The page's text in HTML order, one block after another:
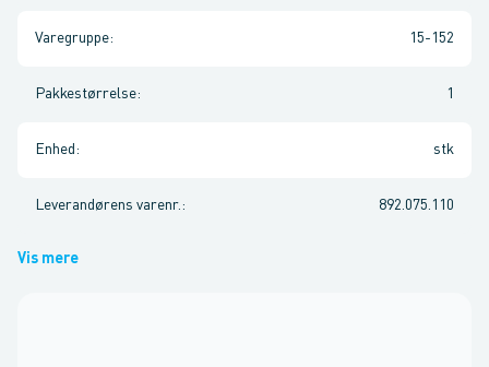
Varegruppe: 15-152
Pakkestørrelse: 1
Enhed : stk
Leverandørens varenr. : 892.075.110
Vis mere